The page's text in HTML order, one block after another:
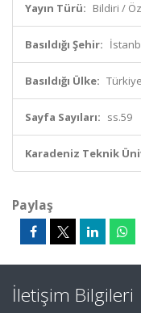
Yayın Türü: Bildiri /
Basıldığı Şehir:
Basıldığı Ülke: Türkiye
Sayfa Sayıları: ss.59
Karadeniz Teknik
Paylaş
İletişim Bilgileri